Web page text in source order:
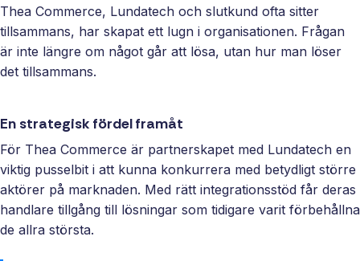
Thea Commerce, Lundatech och slutkund ofta sitter
tillsammans, har skapat ett lugn i organisationen. Frågan
är inte längre om något går att lösa, utan hur man löser
det tillsammans.
En strategisk fördel framåt
För Thea Commerce är partnerskapet med Lundatech en
viktig pusselbit i att kunna konkurrera med betydligt större
aktörer på marknaden. Med rätt integrationsstöd får deras
handlare tillgång till lösningar som tidigare varit förbehållna
de allra största.